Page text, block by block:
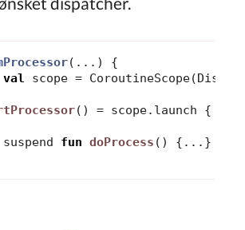
(...)
{
val scope = CoroutineScope(
() = scope. launch {
suspend fun doProcess ()
{...}